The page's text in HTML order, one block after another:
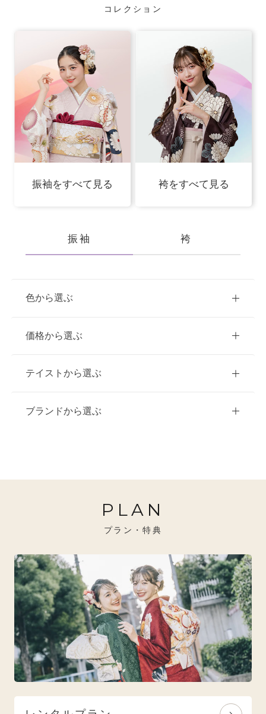
コレクション
振袖をすべて見る 袴をすべて見る
振袖 袴
色から選ぶ
赤
価格から選ぶ
ご購入
10万円台以下
20万円～26万円未満
26万円～31万円未満
テイストから選ぶ
クラシック
クール
ナチュラル
ブランドから選ぶ
イエベ秋におすすめ
ブルべ夏におすすめ
ブルべ冬におすすめ
特選技法
オリジナルブランド
人気モデルブランド
PLAN
プラン・特典